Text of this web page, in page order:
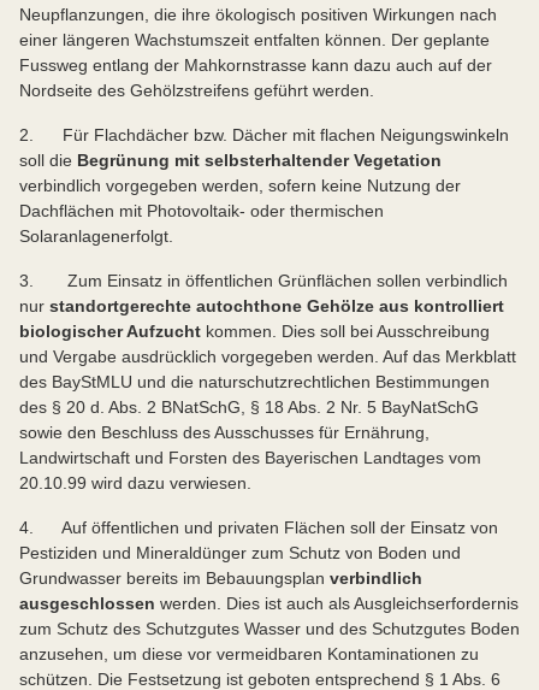
Neupflanzungen, die ihre ökologisch positiven Wirkungen nach
einer längeren Wachstumszeit entfalten können. Der geplante
Fussweg entlang der Mahkornstrasse kann dazu auch auf der
Nordseite des Gehölzstreifens geführt werden.
2. Für Flachdächer bzw. Dächer mit flachen Neigungswinkeln
soll die Begrünung mit selbsterhaltender Vegetation
verbindlich vorgegeben werden, sofern keine Nutzung der
Dachflächen mit Photovoltaik- oder thermischen
Solaranlagenerfolgt.
3. Zum Einsatz in öffentlichen Grünflächen sollen verbindlich
nur standortgerechte autochthone Gehölze aus kontrolliert
biologischer Aufzucht kommen. Dies soll bei Ausschreibung
und Vergabe ausdrücklich vorgegeben werden. Auf das Merkblatt
des BayStMLU und die naturschutzrechtlichen Bestimmungen
des § 20 d. Abs. 2 BNatSchG, § 18 Abs. 2 Nr. 5 BayNatSchG
sowie den Beschluss des Ausschusses für Ernährung,
Landwirtschaft und Forsten des Bayerischen Landtages vom
20.10.99 wird dazu verwiesen.
4. Auf öffentlichen und privaten Flächen soll der Einsatz von
Pestiziden und Mineraldünger zum Schutz von Boden und
Grundwasser bereits im Bebauungsplan verbindlich
ausgeschlossen werden. Dies ist auch als Ausgleichserfordernis
zum Schutz des Schutzgutes Wasser und des Schutzgutes Boden
anzusehen, um diese vor vermeidbaren Kontaminationen zu
schützen. Die Festsetzung ist geboten entsprechend § 1 Abs. 6